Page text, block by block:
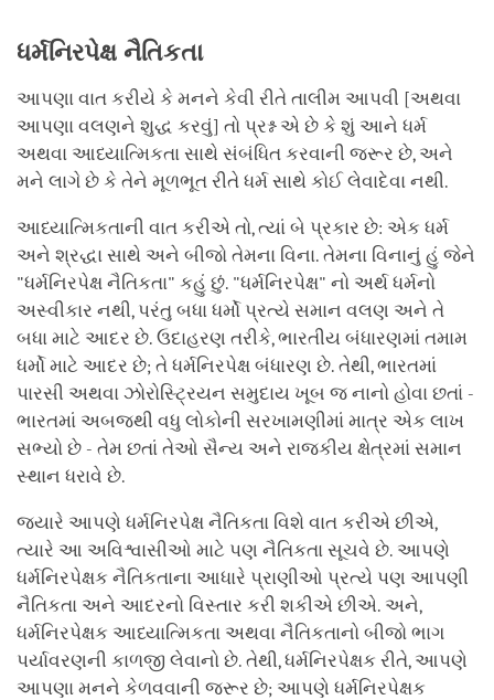
ધર્મનિરપેક્ષ નૈતિકતા
આપણા વાત કરીયે કે મનને કેવી રીતે તાલીમ આપવી [અથવા
આપણા વલણને શુદ્ધ કરવું] તો પ્રશ્ન એ છે કે શું આને ધર્મ
અથવા આધ્યાત્મિકતા સાથે સંબંધિત કરવાની જરૂર છે, અને
મને લાગે છે કે તેને મૂળભૂત રીતે ધર્મ સાથે કોઈ લેવાદેવા નથી.
આધ્યાત્મિકતાની વાત કરીએ તો, ત્યાં બે પ્રકાર છે: એક ધર્મ
અને શ્રદ્ધા સાથે અને બીજો તેમના વિના. તેમના વિનાનું હું જેને
"ધર્મનિરપેક્ષ નૈતિકતા" કહું છું. "ધર્મનિરપેક્ષ" નો અર્થ ધર્મનો
અસ્વીકાર નથી, પરંતુ બધા ધર્મો પ્રત્યે સમાન વલણ અને તે
બધા માટે આદર છે. ઉદાહરણ તરીકે, ભારતીય બંધારણમાં તમામ
ધર્મો માટે આદર છે; તે ધર્મનિરપેક્ષ બંધારણ છે. તેથી, ભારતમાં
પારસી અથવા ઝોરોસ્ટ્રિયન સમુદાય ખૂબ જ નાનો હોવા છતાં -
ભારતમાં અબજથી વધુ લોકોની સરખામણીમાં માત્ર એક લાખ
સભ્યો છે - તેમ છતાં તેઓ સૈન્ય અને રાજકીય ક્ષેત્રમાં સમાન
સ્થાન ધરાવે છે.
જ્યારે આપણે ધર્મનિરપેક્ષ નૈતિકતા વિશે વાત કરીએ છીએ,
ત્યારે આ અવિશ્વાસીઓ માટે પણ નૈતિકતા સૂચવે છે. આપણે
ધર્મનિરપેક્ષક નૈતિકતાના આધારે પ્રાણીઓ પ્રત્યે પણ આપણી
નૈતિકતા અને આદરનો વિસ્તાર કરી શકીએ છીએ. અને,
ધર્મનિરપેક્ષક આધ્યાત્મિકતા અથવા નૈતિકતાનો બીજો ભાગ
પર્યાવરણની કાળજી લેવાનો છે. તેથી, ધર્મનિરપેક્ષક રીતે, આપણે
આપણા મનને કેળવવાની જરૂર છે; આપણે ધર્મનિરપેક્ષક